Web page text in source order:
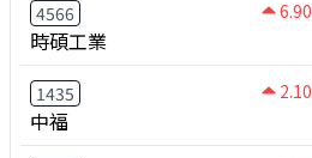
4566 6.90
時碩工業
1435 2.10
中福